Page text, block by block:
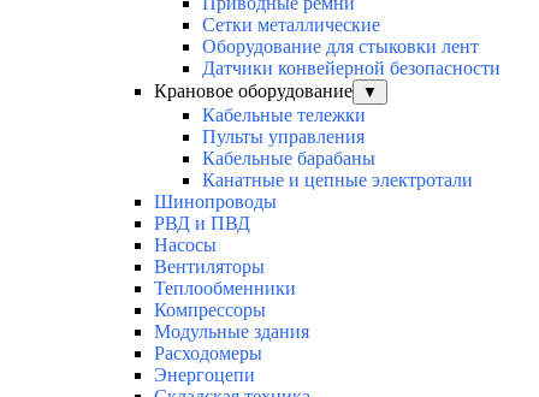
Сетки металлические
Оборудование для стыковки лент
Датчики конвейерной безопасности
Крановое оборудование
▼
Кабельные тележки
Пульты управления
Кабельные барабаны
Канатные и цепные электротали
Шинопроводы
РВД и ПВД
Насосы
Вентиляторы
Теплообменники
Компрессоры
Модульные здания
Расходомеры
Энергоцепи